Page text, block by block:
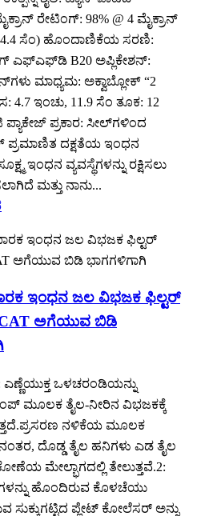
ರೇಟಿಂಗ್: 98% @ 4 ಮೈಕ್ರಾನ್
ಸೆಂ) ಹೊಂದಾಣಿಕೆಯ ಸರಣಿ:
ಎಫ್‌ಎಫ್‌ಡಿ B20 ಅಪ್ಲಿಕೇಶನ್:
ಮಾಧ್ಯಮ: ಅಕ್ವಾಬ್ಲೋಕ್ “2
4.7 ಇಂಚು, 11.9 ಸೆಂ ತೂಕ: 12
ಪ್ಯಾಕೇಜ್ ಪ್ರಕಾರ: ಸೀಲ್‌ಗಳಿಂದ
ಪ್ರಮಾಣಿತ ದಕ್ಷತೆಯ ಇಂಧನ
ಇಂಧನ ವ್ಯವಸ್ಥೆಗಳನ್ನು ರಕ್ಷಿಸಲು
ಮತ್ತು ನಾನು...
ಇಂಧನ ಜಲ ವಿಭಜಕ ಫಿಲ್ಟರ್
CAT ಅಗೆಯುವ ಬಿಡಿ
ಎಣ್ಣೆಯುಕ್ತ ಒಳಚರಂಡಿಯನ್ನು
ಮೂಲಕ ತೈಲ-ನೀರಿನ ವಿಭಜಕಕ್ಕೆ
ನಳಿಕೆಯ ಮೂಲಕ
ದೊಡ್ಡ ತೈಲ ಹನಿಗಳು ಎಡ ತೈಲ
ಮೇಲ್ಭಾಗದಲ್ಲಿ ತೇಲುತ್ತವೆ.2:
ಹೊಂದಿರುವ ಕೊಳಚೆಯು
ಸುಕ್ಕುಗಟ್ಟಿದ ಪ್ಲೇಟ್ ಕೋಲೆಸರ್ ಅನ್ನು